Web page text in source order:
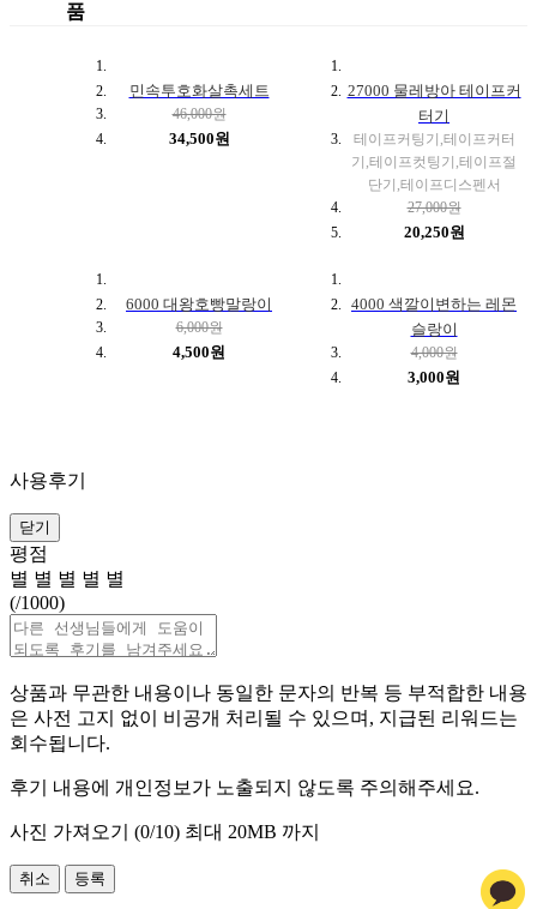
품
민속투호화살촉세트
46,000원
34,500원
27000 물레방아 테이프커
터기
테이프커팅기,테이프커터
기,테이프컷팅기,테이프절
단기,테이프디스펜서
27,000원
20,250원
6000 대왕호빵말랑이
6,000원
4,500원
4000 색깔이변하는 레몬
슬랑이
4,000원
3,000원
사용후기
닫기
평점
별 별 별 별 별
(/1000)
상품과 무관한 내용이나 동일한 문자의 반복 등 부적합한 내용
은 사전 고지 없이 비공개 처리될 수 있으며, 지급된 리워드는
회수됩니다.
후기 내용에 개인정보가 노출되지 않도록 주의해주세요.
사진 가져오기 (0/10) 최대 20MB 까지
취소 등록